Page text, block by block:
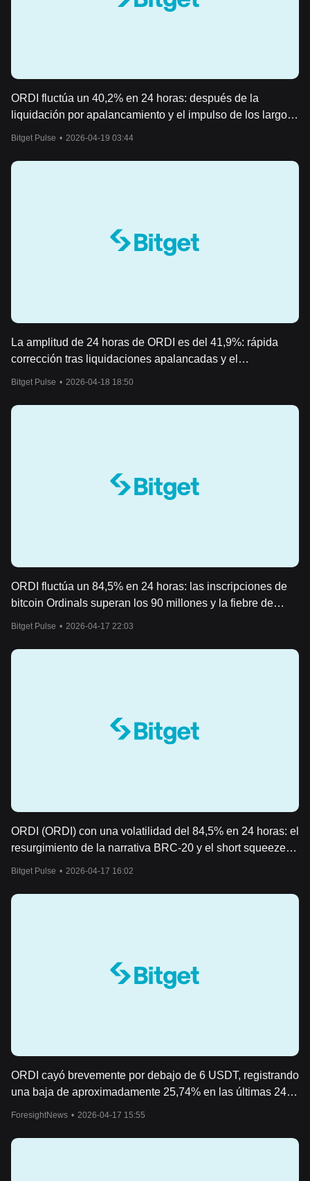
ORDI fluctúa un 40,2% en 24 horas: después de la
liquidación por apalancamiento y el impulso de los largos,
Bitget Pulse • 2026-04-19 03:44
La amplitud de 24 horas de ORDI es del 41,9%: rápida
corrección tras liquidaciones apalancadas y el
Bitget Pulse • 2026-04-18 18:50
ORDI fluctúa un 84,5% en 24 horas: las inscripciones de
bitcoin Ordinals superan los 90 millones y la fiebre de
BRC-20 impulsa un rally seguido de una corrección
Bitget Pulse • 2026-04-17 22:03
ORDI (ORDI) con una volatilidad del 84,5% en 24 horas: el
resurgimiento de la narrativa BRC-20 y el short squeeze
Bitget Pulse • 2026-04-17 16:02
ORDI cayó brevemente por debajo de 6 USDT, registrando
una baja de aproximadamente 25,74% en las últimas 24
ForesightNews • 2026-04-17 15:55